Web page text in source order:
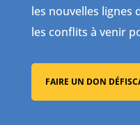
les nouvelles lignes
les conflits à venir
FAIRE UN DON